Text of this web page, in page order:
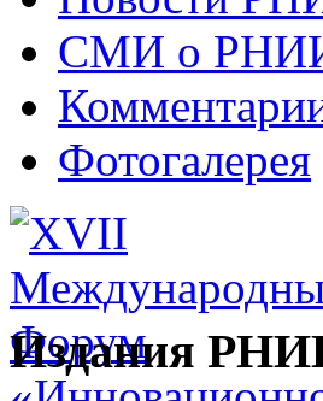
СМИ о
Фотогалерея
Издания